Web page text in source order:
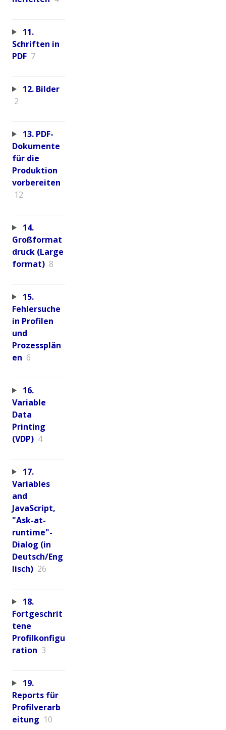
11.
Schriften in
PDF 7
12. Bilder
2
13. PDF-
Dokumente
für die
Produktion
vorbereiten
12
14.
Großformat
druck (Large
format) 8
15.
Fehlersuche
in Profilen
und
Prozessplän
en 6
16.
Variable
Data
Printing
(VDP) 4
17.
Variables
and
JavaScript,
"Ask-at-
runtime"-
Dialog (in
Deutsch/Eng
lisch) 26
18.
Fortgeschrit
tene
Profilkonfigu
ration 3
19.
Reports für
Profilverarb
eitung 10